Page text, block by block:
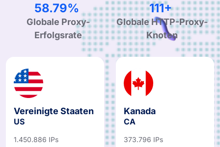
97.61%
Globale Proxy-
Erfolgsrate
185+
Globale HTTP-Proxy-
Knoten
Vereinigte Staaten
US
1.450.886 IPs
Kanada
CA
373.796 IPs